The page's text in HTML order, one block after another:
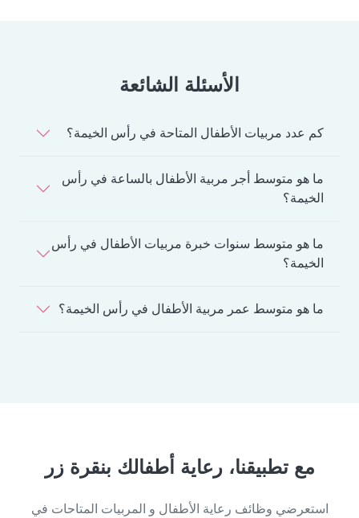
الأسئلة الشائعة
كم عدد مربيات الأطفال المتاحة في رأس الخيمة؟
ما هو متوسط أجر مربية الأطفال بالساعة في رأس
الخيمة؟
ما هو متوسط سنوات خبرة مربيات الأطفال في رأس
الخيمة؟
ما هو متوسط عمر مربية الأطفال في رأس الخيمة؟
مع تطبيقنا، رعاية أطفالك بنقرة زر
استعرضي وظائف رعاية الأطفال و المربيات المتاحات في